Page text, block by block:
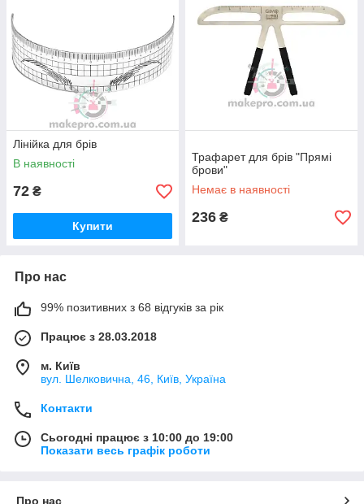
Лінійка для брів
В наявності
72 ₴
Купити
Трафарет для брів "Прямі
брови"
Немає в наявності
236 ₴
Про нас
99% позитивних з 68 відгуків за рік
Працює з 28.03.2018
м. Київ
вул. Шелковична, 46, Київ, Україна
Контакти
Сьогодні працює з 10:00 до 19:00
Показати весь графік роботи
Про нас